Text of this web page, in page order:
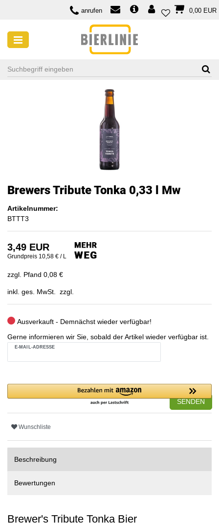
anrufen 0,00 EUR
Brewers Tribute Tonka 0,33 l Mw
Artikelnummer:
BTTT3
3,49 EUR
Grundpreis 10,58 € / L
zzgl. Pfand 0,08 €
inkl. ges. MwSt. zzgl.
Ausverkauft - Demnächst wieder verfügbar!
Gerne informieren wir Sie, sobald der Artikel wieder verfügbar ist.
E-MAIL-ADRESSE
SENDEN
Wunschliste
Beschreibung
Bewertungen
Brewer's Tribute Tonka Bier